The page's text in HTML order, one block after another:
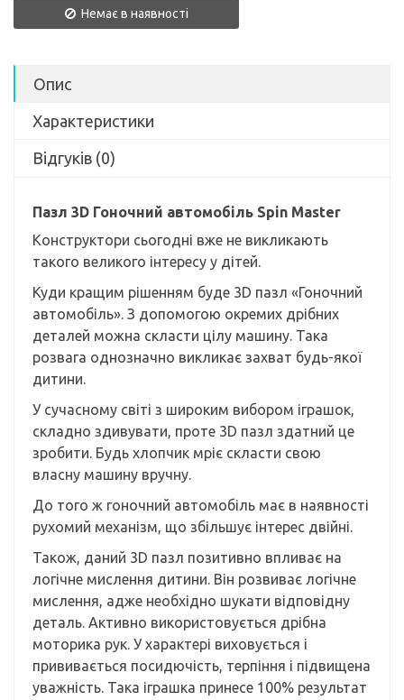
Немає в наявності
Опис
Характеристики
Відгуків (0)
Пазл 3D Гоночний автомобіль Spin Master
Конструктори сьогодні вже не викликають
такого великого інтересу у дітей.
Куди кращим рішенням буде 3D пазл «Гоночний
автомобіль». З допомогою окремих дрібних
деталей можна скласти цілу машину. Така
розвага однозначно викликає захват будь-якої
дитини.
У сучасному світі з широким вибором іграшок,
складно здивувати, проте 3D пазл здатний це
зробити. Будь хлопчик мріє скласти свою
власну машину вручну.
До того ж гоночний автомобіль має в наявності
рухомий механізм, що збільшує інтерес двійні.
Також, даний 3D пазл позитивно впливає на
логічне мислення дитини. Він розвиває логічне
мислення, адже необхідно шукати відповідну
деталь. Активно використовується дрібна
моторика рук. У характері виховується і
прививається посидючість, терпіння і підвищена
уважність. Така іграшка принесе 100% результат